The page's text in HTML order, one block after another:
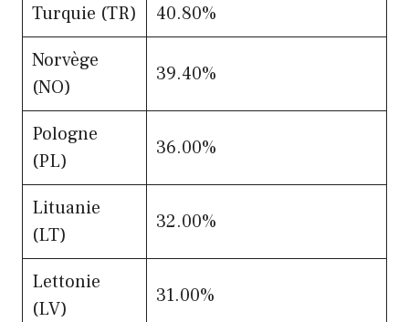
Turquie (TR)
40.80%
Norvège
(NO)
39.40%
Pologne
(PL)
36.00%
Lituanie
(LT)
32.00%
Lettonie
(LV)
31.00%